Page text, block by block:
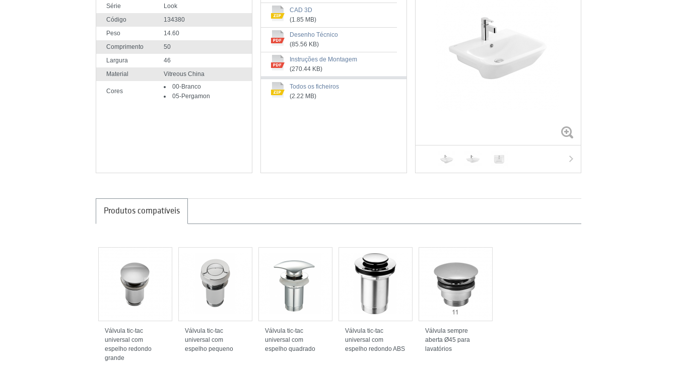
Série
Look
Código
134380
Peso
14.60
Comprimento
50
Largura
46
Material
Vitreous China
Cores
00-Branco
05-Pergamon
CAD 3D
(1.85 MB)
Desenho Técnico
(85.56 KB)
Instruções de Montagem
(270.44 KB)
Todos os ficheiros
(2.22 MB)
Produtos compatíveis
Válvula tic-tac
universal com
espelho redondo
grande
Válvula tic-tac
universal com
espelho pequeno
Válvula tic-tac
universal com
espelho quadrado
Válvula tic-tac
universal com
espelho redondo ABS
Válvula sempre
aberta Ø45 para
lavatórios